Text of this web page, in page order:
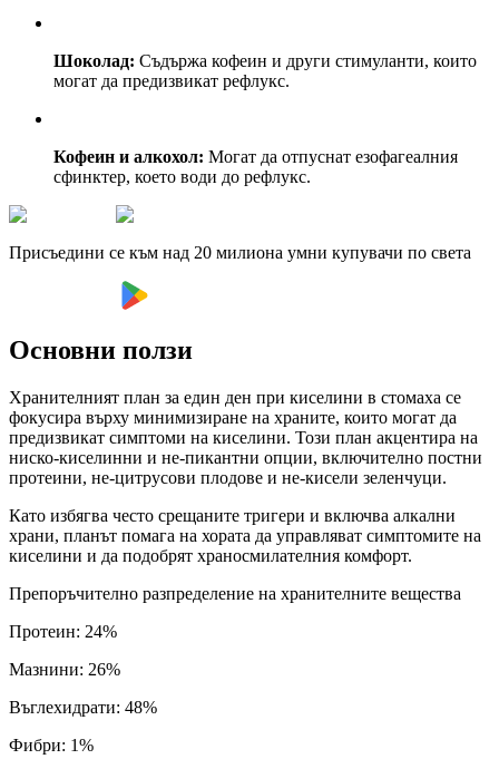
Шоколад: Съдържа кофеин и други стимуланти, които
могат да предизвикат рефлукс.
Кофеин и алкохол: Могат да отпуснат езофагеалния
сфинктер, което води до рефлукс.
Присъедини се към над 20 милиона умни купувачи по света
Основни ползи
Хранителният план за един ден при киселини в стомаха се
фокусира върху минимизиране на храните, които могат да
предизвикат симптоми на киселини. Този план акцентира на
ниско-киселинни и не-пикантни опции, включително постни
протеини, не-цитрусови плодове и не-кисели зеленчуци.
Като избягва често срещаните тригери и включва алкални
храни, планът помага на хората да управляват симптомите на
киселини и да подобрят храносмилателния комфорт.
Препоръчително разпределение на хранителните вещества
Протеин: 24%
Мазнини: 26%
Въглехидрати: 48%
Фибри: 1%